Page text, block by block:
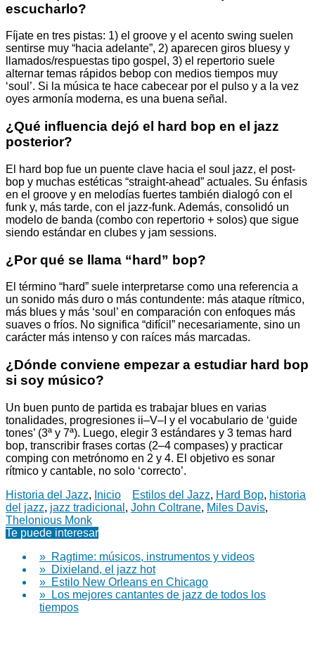
escucharlo?
Fíjate en tres pistas: 1) el groove y el acento swing suelen
sentirse muy “hacia adelante”, 2) aparecen giros bluesy y
llamados/respuestas tipo gospel, 3) el repertorio suele
alternar temas rápidos bebop con medios tiempos muy
‘soul’. Si la música te hace cabecear por el pulso y a la vez
oyes armonía moderna, es una buena señal.
¿Qué influencia dejó el hard bop en el jazz
posterior?
El hard bop fue un puente clave hacia el soul jazz, el post-
bop y muchas estéticas “straight-ahead” actuales. Su énfasis
en el groove y en melodías fuertes también dialogó con el
funk y, más tarde, con el jazz-funk. Además, consolidó un
modelo de banda (combo con repertorio + solos) que sigue
siendo estándar en clubes y jam sessions.
¿Por qué se llama “hard” bop?
El término “hard” suele interpretarse como una referencia a
un sonido más duro o más contundente: más ataque rítmico,
más blues y más ‘soul’ en comparación con enfoques más
suaves o fríos. No significa “difícil” necesariamente, sino un
carácter más intenso y con raíces más marcadas.
¿Dónde conviene empezar a estudiar hard bop
si soy músico?
Un buen punto de partida es trabajar blues en varias
tonalidades, progresiones ii–V–I y el vocabulario de ‘guide
tones’ (3ª y 7ª). Luego, elegir 3 estándares y 3 temas hard
bop, transcribir frases cortas (2–4 compases) y practicar
comping con metrónomo en 2 y 4. El objetivo es sonar
rítmico y cantable, no solo ‘correcto’.
Historia del Jazz, Inicio Estilos del Jazz, Hard Bop, historia
del jazz, jazz tradicional , John Coltrane, Miles Davis,
Thelonious Monk
Te puede interesar
» Ragtime: músicos, instrumentos y videos
» Dixieland, el jazz hot
» Estilo New Orleans en Chicago
» Los mejores cantantes de jazz de todos los
tiempos